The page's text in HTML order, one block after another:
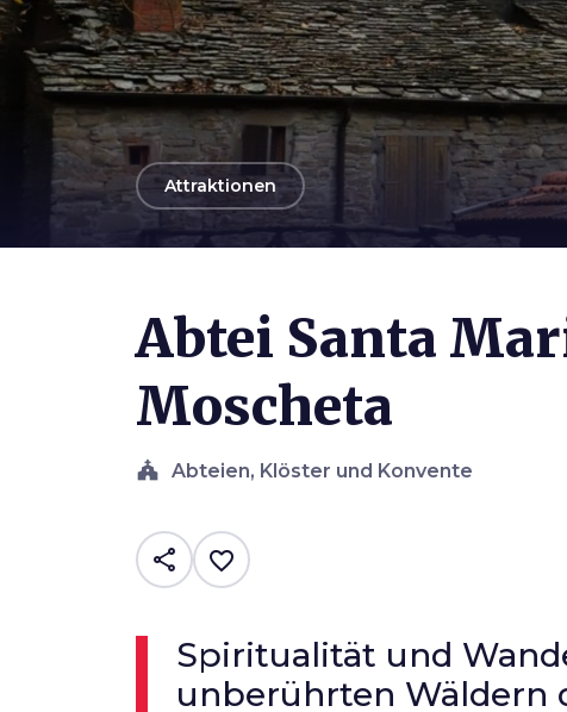
arrow_back
Attraktionen
Abtei Santa
Moscheta
church Abteien, Klöster und Konvente
share favorite_border
Spiritualität und
unberührten Wäldern